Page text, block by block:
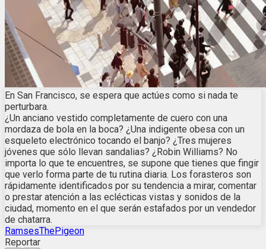
En San Francisco, se espera que actúes como si nada te
perturbara.
¿Un anciano vestido completamente de cuero con una
mordaza de bola en la boca? ¿Una indigente obesa con un
esqueleto electrónico tocando el banjo? ¿Tres mujeres
jóvenes que sólo llevan sandalias? ¿Robin Williams? No
importa lo que te encuentres, se supone que tienes que fingir
que verlo forma parte de tu rutina diaria. Los forasteros son
rápidamente identificados por su tendencia a mirar, comentar
o prestar atención a las eclécticas vistas y sonidos de la
ciudad, momento en el que serán estafados por un vendedor
de chatarra.
RamsesThePigeon
Reportar